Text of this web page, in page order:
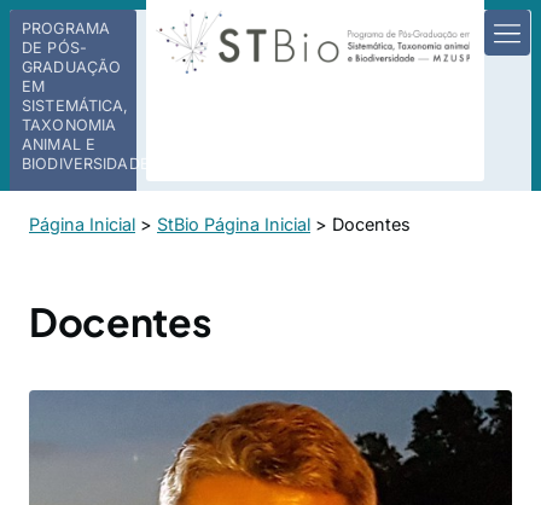
PROGRAMA
DE PÓS-
GRADUAÇÃO
EM
SISTEMÁTICA,
TAXONOMIA
ANIMAL E
BIODIVERSIDADE
Página Inicial > StBio Página Inicial > Docentes
Docentes